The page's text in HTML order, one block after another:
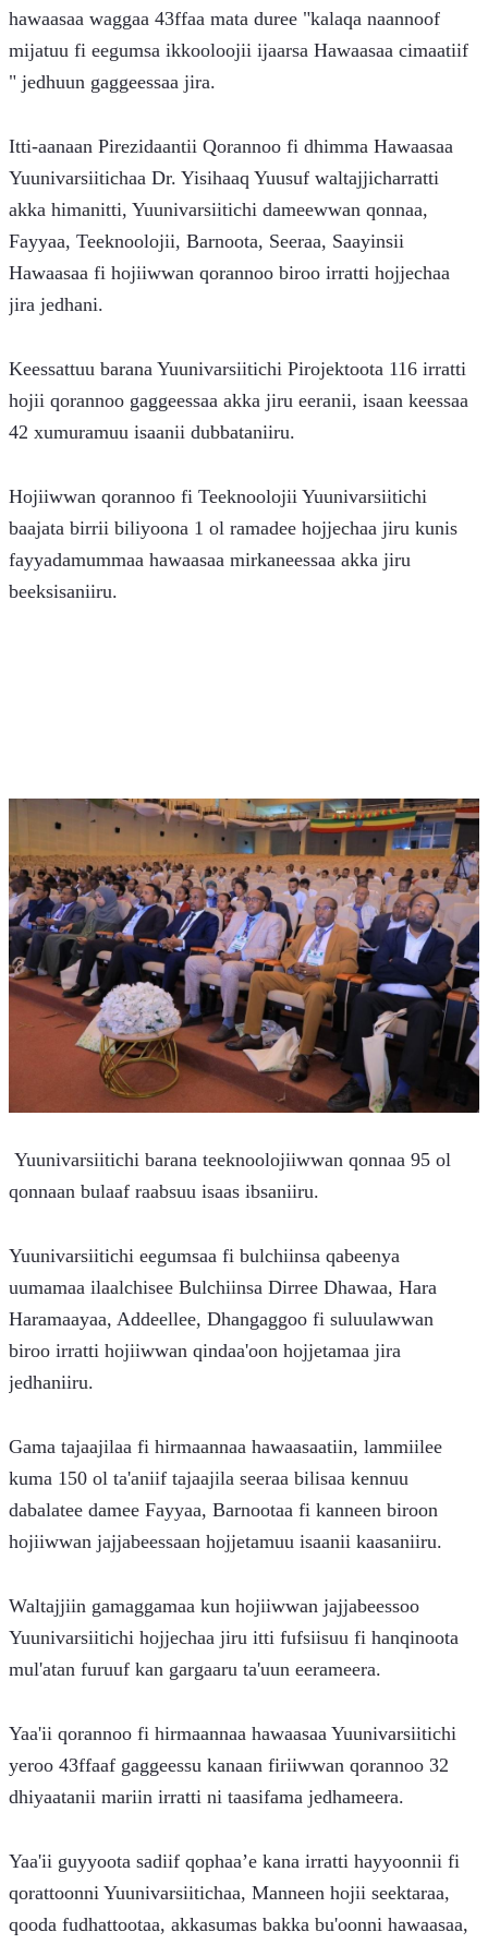
hawaasaa waggaa 43ffaa mata duree "kalaqa naannoof
mijatuu fi eegumsa ikkooloojii ijaarsa Hawaasaa cimaatiif
" jedhuun gaggeessaa jira.
Itti-aanaan Pirezidaantii Qorannoo fi dhimma Hawaasaa
Yuunivarsiitichaa Dr. Yisihaaq Yuusuf waltajjicharratti
akka himanitti, Yuunivarsiitichi dameewwan qonnaa,
Fayyaa, Teeknoolojii, Barnoota, Seeraa, Saayinsii
Hawaasaa fi hojiiwwan qorannoo biroo irratti hojjechaa
jira jedhani.
Keessattuu barana Yuunivarsiitichi Pirojektoota 116 irratti
hojii qorannoo gaggeessaa akka jiru eeranii, isaan keessaa
42 xumuramuu isaanii dubbataniiru.
Hojiiwwan qorannoo fi Teeknoolojii Yuunivarsiitichi
baajata birrii biliyoona 1 ol ramadee hojjechaa jiru kunis
fayyadamummaa hawaasaa mirkaneessaa akka jiru
beeksisaniiru.
qonnaan bulaaf raabsuu isaas ibsaniiru.
Yuunivarsiitichi eegumsaa fi bulchiinsa qabeenya
uumamaa ilaalchisee Bulchiinsa Dirree Dhawaa, Hara
Haramaayaa, Addeellee, Dhangaggoo fi suluulawwan
biroo irratti hojiiwwan qindaa'oon hojjetamaa jira
jedhaniiru.
Gama tajaajilaa fi hirmaannaa hawaasaatiin, lammiilee
kuma 150 ol ta'aniif tajaajila seeraa bilisaa kennuu
dabalatee damee Fayyaa, Barnootaa fi kanneen biroon
hojiiwwan jajjabeessaan hojjetamuu isaanii kaasaniiru.
Waltajjiin gamaggamaa kun hojiiwwan jajjabeessoo
Yuunivarsiitichi hojjechaa jiru itti fufsiisuu fi hanqinoota
mul'atan furuuf kan gargaaru ta'uun eerameera.
Yaa'ii qorannoo fi hirmaannaa hawaasaa Yuunivarsiitichi
yeroo 43ffaaf gaggeessu kanaan firiiwwan qorannoo 32
dhiyaatanii mariin irratti ni taasifama jedhameera.
Yaa'ii guyyoota sadiif qophaa’e kana irratti hayyoonnii fi
qorattoonni Yuunivarsiitichaa, Manneen hojii seektaraa,
qooda fudhattootaa, akkasumas bakka bu'oonni hawaasaa,